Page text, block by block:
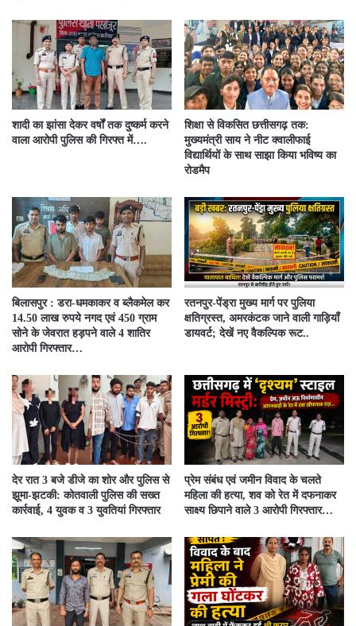
शादी का झांसा देकर वर्षों तक दुष्कर्म करने
वाला आरोपी पुलिस की गिरफ्त में….
शिक्षा से विकसित छत्तीसगढ़ तक:
मुख्यमंत्री साय ने नीट क्वालीफाई
विद्यार्थियों के साथ साझा किया भविष्य का
रोडमैप
बिलासपुर : डरा-धमकाकर व ब्लैकमेल कर
14.50 लाख रुपये नगद एवं 450 ग्राम
सोने के जेवरात हड़पने वाले 4 शातिर
आरोपी गिरफ्तार…
रतनपुर-पेंड्रा मुख्य मार्ग पर पुलिया
क्षतिग्रस्त, अमरकंटक जाने वाली गाड़ियाँ
डायवर्ट; देखें नए वैकल्पिक रूट..
देर रात 3 बजे डीजे का शोर और पुलिस से
झूमा-झटकी: कोतवाली पुलिस की सख्त
कार्रवाई, 4 युवक व 3 युवतियां गिरफ्तार
प्रेम संबंध एवं जमीन विवाद के चलते
महिला की हत्या, शव को रेत में दफनाकर
साक्ष्य छिपाने वाले 3 आरोपी गिरफ्तार…